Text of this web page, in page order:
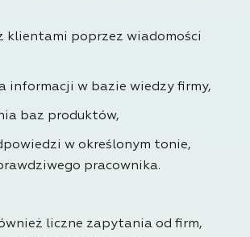
klientami poprzez wiadomości
informacji w bazie wiedzy firmy,
baz produktów,
w określonym tonie,
pracownika.
liczne zapytania od firm,